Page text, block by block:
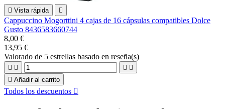
 Vista rápida 
Cappuccino Mogorttini 4 cajas de 16 cápsulas compatibles Dolce
Gusto 8436583660744
8,00 €
13,95 €
Valorado de 5 estrellas basado en reseña(s)
   
 Añadir al carrito
Todos los descuentos 